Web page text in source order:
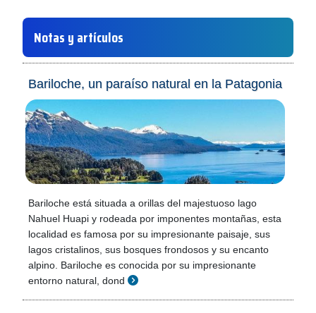
Notas y artículos
Bariloche, un paraíso natural en la Patagonia
Bariloche está situada a orillas del majestuoso lago
Nahuel Huapi y rodeada por imponentes montañas, esta
localidad es famosa por su impresionante paisaje, sus
lagos cristalinos, sus bosques frondosos y su encanto
alpino. Bariloche es conocida por su impresionante
entorno natural, dond